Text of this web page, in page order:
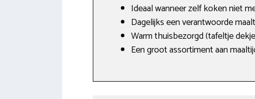
Ideaal wanneer zelf koken niet
Dagelijks een verantwoorde
Warm thuisbezorgd (tafeltje
Een groot assortiment aan